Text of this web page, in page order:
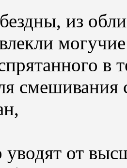
из
в
уводят от